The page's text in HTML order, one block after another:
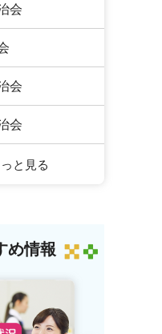
会
会
会
っと見る
め情報